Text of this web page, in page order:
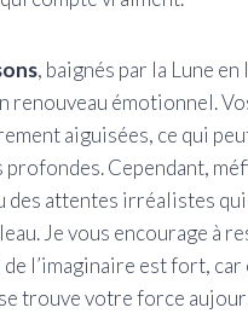
, baignés par la Lune
renouveau émotionnel.
aiguisées, ce qui
profondes. Cependant,
des attentes irréalistes
Je vous encourage à
de l’imaginaire est fort, car
trouve votre force